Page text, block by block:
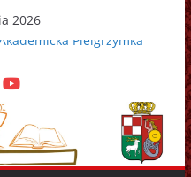
2026
Pielgrzymka
XIV
metropolitą
Apel